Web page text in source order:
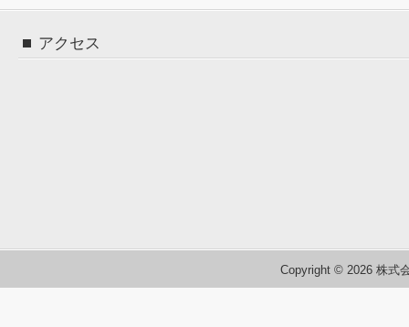
アクセス
Copyright © 2026 株式